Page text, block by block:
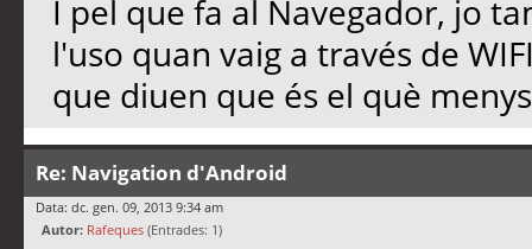
I pel que fa al Navegador, jo
l'uso quan vaig a través de
que diuen que és el què
Re: Navigation d'Android
Data: dc. gen. 09, 2013 9:34 am
Autor: Rafeques (Entrades: 1)